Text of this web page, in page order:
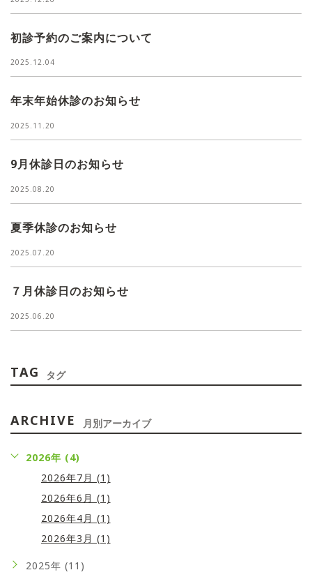
初診予約のご案内について
2025.12.04
年末年始休診のお知らせ
2025.11.20
9月休診日のお知らせ
2025.08.20
夏季休診のお知らせ
2025.07.20
７月休診日のお知らせ
2025.06.20
TAG タグ
ARCHIVE 月別アーカイブ
2026年 (4)
2026年7月 (1)
2026年6月 (1)
2026年4月 (1)
2026年3月 (1)
2025年 (11)